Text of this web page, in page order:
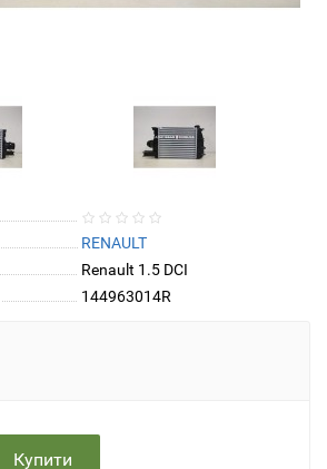
RENAULT
Renault 1.5 DCI
144963014R
Купити